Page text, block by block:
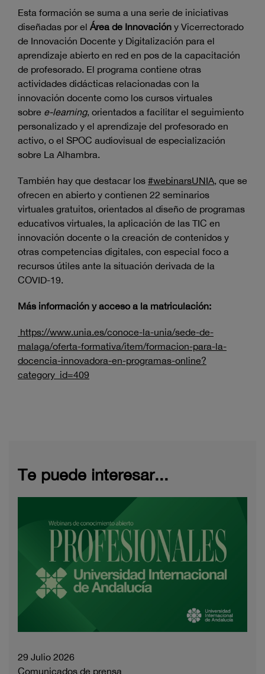
Esta formación se suma a una serie de iniciativas
diseñadas por el Área de Innovación y Vicerrectorado
de Innovación Docente y Digitalización para el
aprendizaje abierto en red en pos de la capacitación
de profesorado. El programa contiene otras
actividades didácticas relacionadas con la
innovación docente como los cursos virtuales
sobre e-learning, orientados a facilitar el seguimiento
personalizado y el aprendizaje del profesorado en
activo, o el SPOC audiovisual de especialización
sobre La Alhambra.
También hay que destacar los #webinarsUNIA, que se
ofrecen en abierto y contienen 22 seminarios
virtuales gratuitos, orientados al diseño de programas
educativos virtuales, la aplicación de las TIC en
innovación docente o la creación de contenidos y
otras competencias digitales, con especial foco a
recursos útiles ante la situación derivada de la
COVID-19.
Más información y acceso a la matriculación:
https://www.unia.es/conoce-la-unia/sede-de-
malaga/oferta-formativa/item/formacion-para-la-
docencia-innovadora-en-programas-online?
category_id=409
Te puede interesar...
29 Julio 2026
Comunicados de prensa